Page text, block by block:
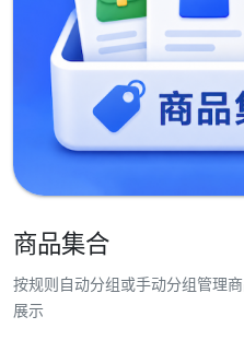
商品集合
按规则自动分组或手动分组管理
展示